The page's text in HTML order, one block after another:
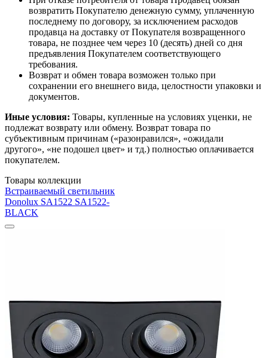
возвратить Покупателю денежную сумму, уплаченную
последнему по договору, за исключением расходов
продавца на доставку от Покупателя возвращенного
товара, не позднее чем через 10 (десять) дней со дня
предъявления Покупателем соответствующего
требования.
Возврат и обмен товара возможен только при
сохранении его внешнего вида, целостности упаковки и
документов.
Иные условия: Товары, купленные на условиях уценки, не
подлежат возврату или обмену. Возврат товара по
субъективным причинам («разонравился», «ожидали
другого», «не подошел цвет» и тд.) полностью оплачивается
покупателем.
Товары коллекции
Встраиваемый светильник
Donolux SA1522 SA1522-
BLACK